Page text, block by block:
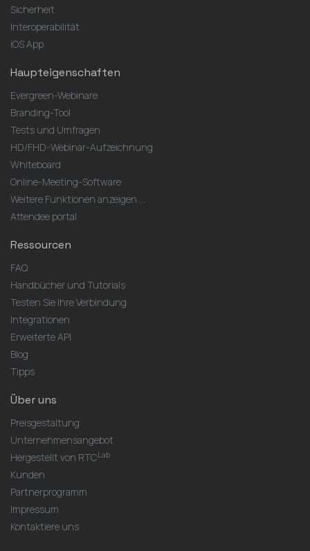
Sicherheit
Interoperabilität
iOS App
Haupteigenschaften
Evergreen-Webinare
Branding-Tool
Tests und Umfragen
HD/FHD-Webinar-Aufzeichnung
Whiteboard
Online-Meeting-Software
Weitere Funktionen anzeigen ...
Attendee portal
Ressourcen
FAQ
Handbücher und Tutorials
Testen Sie Ihre Verbindung
Integrationen
Erweiterte API
Blog
Tipps
Über uns
Preisgestaltung
Unternehmensangebot
Hergestellt von RTCLab
Kunden
Partnerprogramm
Impressum
Kontaktiere uns